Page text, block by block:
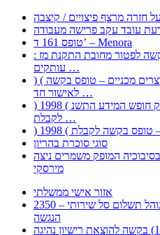
טופס 161 ד’ – Menora
: בקשה לפטור מחובת התקנת מז;quot&ח 3 טופס מספר ים ב
עותקים …
) ( פעמי להקלטת יצירות על מוצרים מכניים – טופס בקשה
לאישור חד …
) 1998 ( לפי חוק חופש המידע התשנ;quot&ח – טופס בקשה
לקבלת …
סוגי סוכרת בהריון
המופק משמרים ניצה
מירסקי
אזור אישי ממשלתי
2350 – מידע לסטודנט עם לקות שמיעה-נוהל תשלום סל שירותי
הנגשה